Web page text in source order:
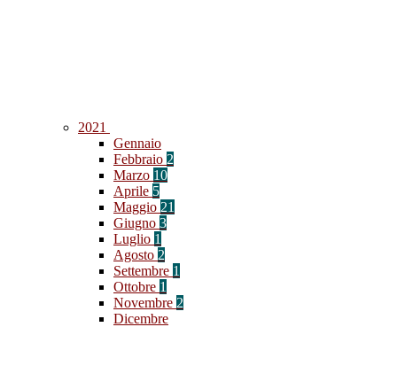
2021
Gennaio
Febbraio 2
Marzo 10
Aprile 5
Maggio 21
Giugno 3
Luglio 1
Agosto 2
Settembre 1
Ottobre 1
Novembre 2
Dicembre